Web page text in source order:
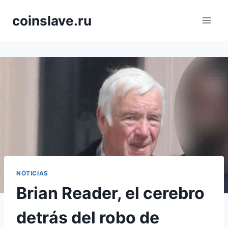
coinslave.ru
NOTICIAS
Brian Reader, el cerebro
detrás del robo de